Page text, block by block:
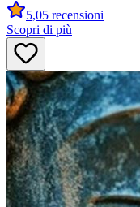
5,05 recensioni
Scopri di più